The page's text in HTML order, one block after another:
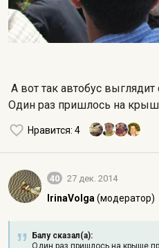
А вот так автобус
Один раз пришлось на
Нравится: 4
40 27 дек. 2014
IrinaVolga (модератор)
Балу сказал(а):
Один раз пришлось на крыше